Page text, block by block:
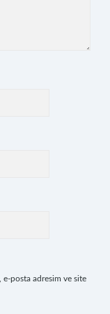
e-posta adresim ve site